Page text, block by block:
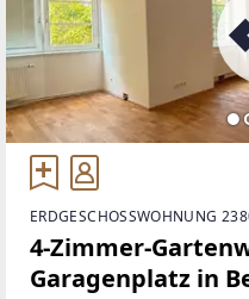
ERDGESCHOSSWOHNUNG
4-Zimmer-
Garagenplatz in